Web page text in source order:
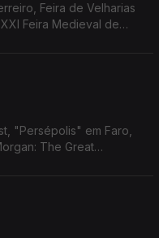
Feira de Velharias
Feira Medieval de
"Persépolis" em Faro,
The Great